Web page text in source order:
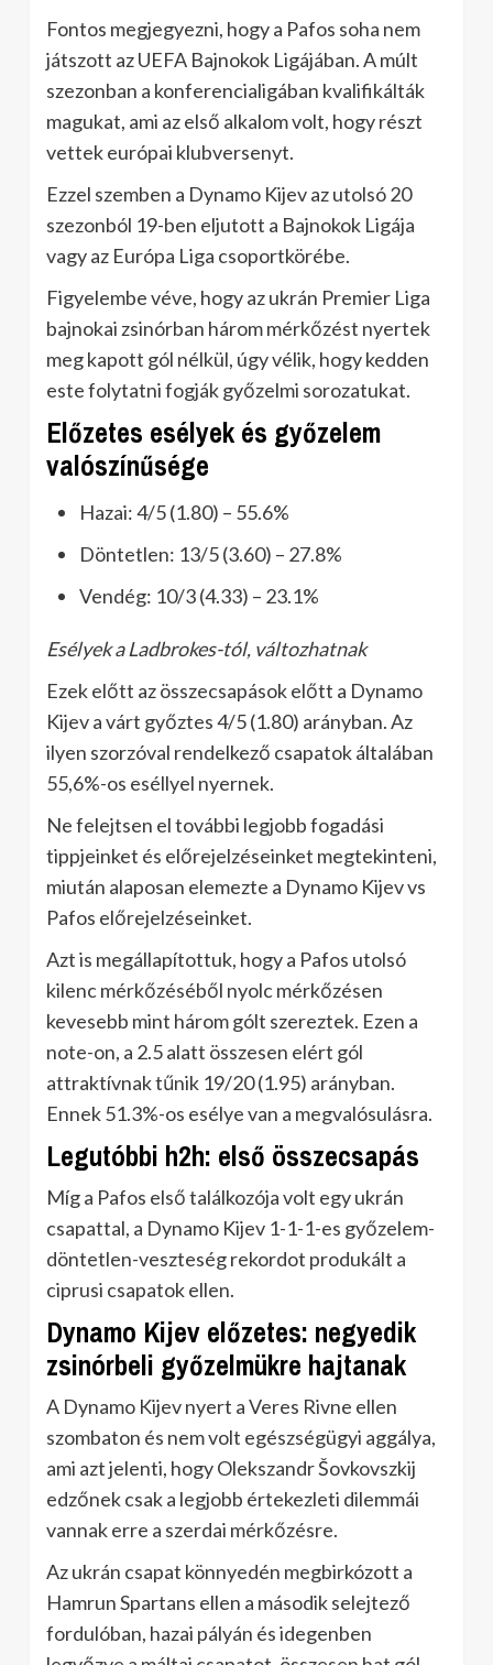
Fontos megjegyezni, hogy a Pafos soha nem
játszott az UEFA Bajnokok Ligájában. A múlt
szezonban a konferencialigában kvalifikálták
magukat, ami az első alkalom volt, hogy részt
vettek európai klubversenyt.
Ezzel szemben a Dynamo Kijev az utolsó 20
szezonból 19-ben eljutott a Bajnokok Ligája
vagy az Európa Liga csoportkörébe.
Figyelembe véve, hogy az ukrán Premier Liga
bajnokai zsinórban három mérkőzést nyertek
meg kapott gól nélkül, úgy vélik, hogy kedden
este folytatni fogják győzelmi sorozatukat.
Előzetes esélyek és győzelem
valószínűsége
Hazai: 4/5 (1.80) – 55.6%
Döntetlen: 13/5 (3.60) – 27.8%
Vendég: 10/3 (4.33) – 23.1%
Esélyek a Ladbrokes-tól, változhatnak
Ezek előtt az összecsapások előtt a Dynamo
Kijev a várt győztes 4/5 (1.80) arányban. Az
ilyen szorzóval rendelkező csapatok általában
55,6%-os eséllyel nyernek.
Ne felejtsen el további legjobb fogadási
tippjeinket és előrejelzéseinket megtekinteni,
miután alaposan elemezte a Dynamo Kijev vs
Pafos előrejelzéseinket.
Azt is megállapítottuk, hogy a Pafos utolsó
kilenc mérkőzéséből nyolc mérkőzésen
kevesebb mint három gólt szereztek. Ezen a
note-on, a 2.5 alatt összesen elért gól
attraktívnak tűnik 19/20 (1.95) arányban.
Ennek 51.3%-os esélye van a megvalósulásra.
Legutóbbi h2h: első összecsapás
Míg a Pafos első találkozója volt egy ukrán
csapattal, a Dynamo Kijev 1-1-1-es győzelem-
döntetlen-veszteség rekordot produkált a
ciprusi csapatok ellen.
Dynamo Kijev előzetes: negyedik
zsinórbeli győzelmükre hajtanak
A Dynamo Kijev nyert a Veres Rivne ellen
szombaton és nem volt egészségügyi aggálya,
ami azt jelenti, hogy Olekszandr Šovkovszkij
edzőnek csak a legjobb értekezleti dilemmái
vannak erre a szerdai mérkőzésre.
Az ukrán csapat könnyedén megbirkózott a
Hamrun Spartans ellen a második selejtező
fordulóban, hazai pályán és idegenben